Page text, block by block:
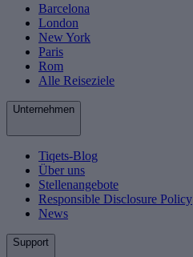
Barcelona
London
New York
Paris
Rom
Alle Reiseziele
Unternehmen
Tiqets-Blog
Über uns
Stellenangebote
Responsible Disclosure Policy
News
Support